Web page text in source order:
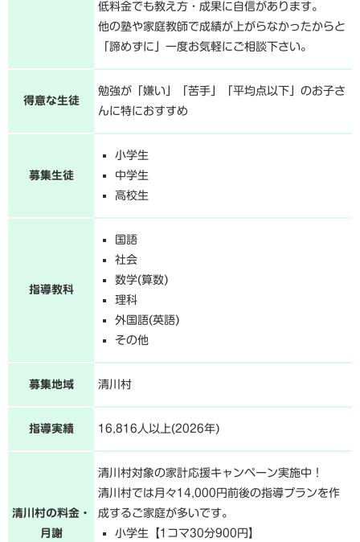
低料金でも教え方・成果に自信があります。
他の塾や家庭教師で成績が上がらなかったからと
「諦めずに」一度お気軽にご相談下さい。
得意な生徒
勉強が「嫌い」「苦手」「平均点以下」のお子さ
んに特におすすめ
募集生徒
小学生
中学生
高校生
指導教科
国語
社会
数学(算数)
理科
外国語(英語)
その他
募集地域 清川村
指導実績 16,816人以上(2026年)
清川村の料金・
月謝
清川村対象の家計応援キャンペーン実施中！
清川村では月々14,000円前後の指導プランを作
成するご家庭が多いです。
小学生【1コマ30分900円】